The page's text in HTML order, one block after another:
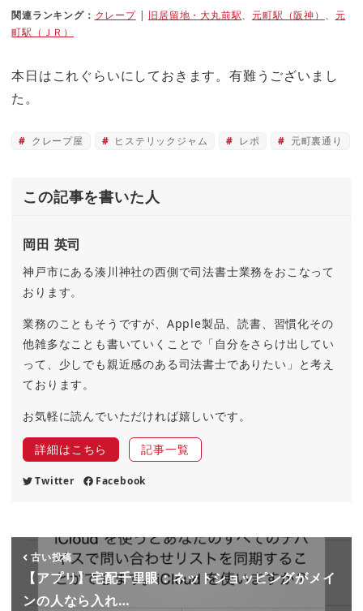
関連ランキング： クレープ| 旧居留地・大丸前駅、元町駅（阪神） 、 元
町駅（ＪＲ）
本日はこれぐらいにしておきます。有難うございまし
た。
クレープ屋 ヒステリックジャム レポ 元町裏通り
この記事を書いた人
岡田 英司
神戸市にある湊川神社の西側で司法書士業務をおこなって
おります。
業務のこともそうですが、Apple製品、読書、習慣化その
他雑多なことも書いていくことで「自分をさらけ出してい
って、少しでも親近感のある司法書士でありたい」と考え
ております。
お気軽に読んでいただければ嬉しいです。
詳細はこちら 記事一覧
Twitter Facebook
古い投稿
【アプリ】宅配千里眼：ネットショッピングがメイ
ンの人なら入れ…